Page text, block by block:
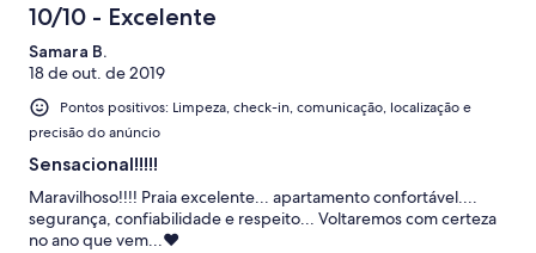
10/10 - Excelente
Samara B.
18 de out. de 2019
Pontos positivos: Limpeza, check-in, comunicação, localização e
precisão do anúncio
Sensacional!!!!!
Maravilhoso!!!! Praia excelente... apartamento confortável....
segurança, confiabilidade e respeito... Voltaremos com certeza
no ano que vem...❤️